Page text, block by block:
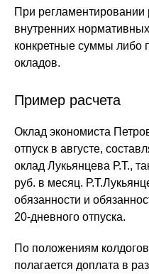
При регламентировании
внутренних
конкретные суммы либо
окладов.
Пример расчета
Оклад экономиста
отпуск в августе,
оклад Лукьянцева Р.Т.,
руб. в месяц.
обязанности и
20-дневного отпуска.
По положениям
полагается доплата в